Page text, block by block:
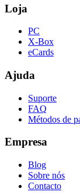
Loja
PC
X-Box
eCards
Ajuda
Suporte
FAQ
Métodos de
Empresa
Blog
Sobre nós
Contacto